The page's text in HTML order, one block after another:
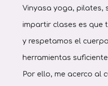
Vinyasa yoga, pilates,
impartir clases es que
y respetamos el
herramientas
Por ello, me acerco al